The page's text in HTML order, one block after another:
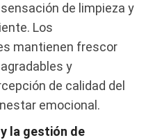
de limpieza y
Los
mantienen frescor
y
de calidad del
emocional.
la gestión de